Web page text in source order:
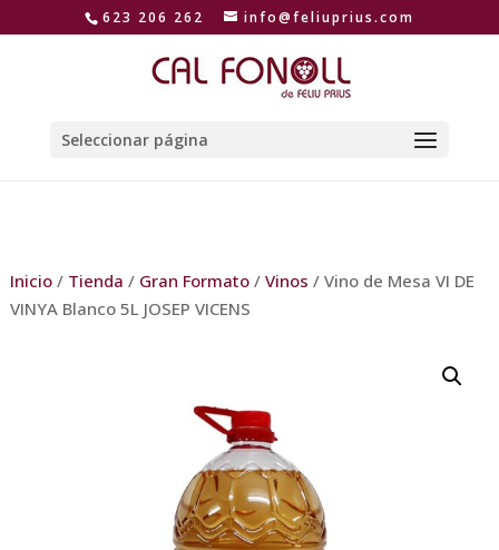
623 206 262 info@feliuprius.com
Seleccionar página
Inicio/ Tienda / Gran Formato/ Vinos / Vino de Mesa VI DE
VINYA Blanco 5L JOSEP VICENS